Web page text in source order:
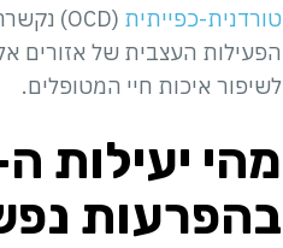
טורדנית-כפייתית
הפעילות העצבית של אזורים
לשיפור איכות חיי המטופלים.
בהפרעות